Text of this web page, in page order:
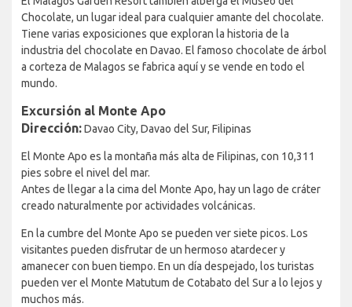
Chocolate, un lugar ideal para cualquier amante del chocolate.
Tiene varias exposiciones que exploran la historia de la
industria del chocolate en Davao. El famoso chocolate de árbol
a corteza de Malagos se fabrica aquí y se vende en todo el
mundo.
Excursión al Monte Apo
Dirección:Davao City, Davao del Sur, Filipinas
El Monte Apo es la montaña más alta de Filipinas, con 10,311
pies sobre el nivel del mar.
Antes de llegar a la cima del Monte Apo, hay un lago de cráter
creado naturalmente por actividades volcánicas.
En la cumbre del Monte Apo se pueden ver siete picos. Los
visitantes pueden disfrutar de un hermoso atardecer y
amanecer con buen tiempo. En un día despejado, los turistas
pueden ver el Monte Matutum de Cotabato del Sur a lo lejos y
muchos más.